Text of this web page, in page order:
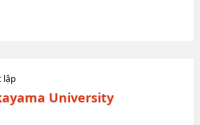
lập
University